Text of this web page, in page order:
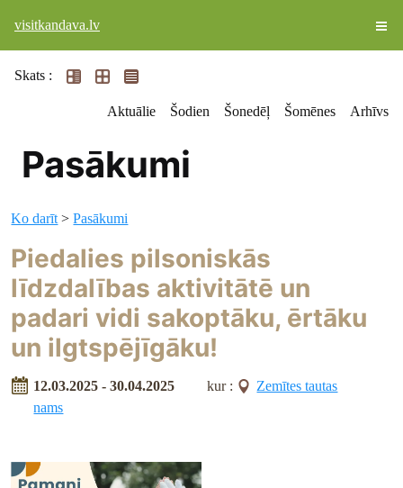
visitkandava.lv
Skats :
Aktuālie Šodien Šonedēļ Šomēnes Arhīvs
Pasākumi
Ko darīt >Pasākumi
Piedalies pilsoniskās
līdzdalības aktivitātē un
padari vidi sakoptāku, ērtāku
un ilgtspējīgāku!
12.03.2025 - 30.04.2025 kur :
Zemītes tautas
nams